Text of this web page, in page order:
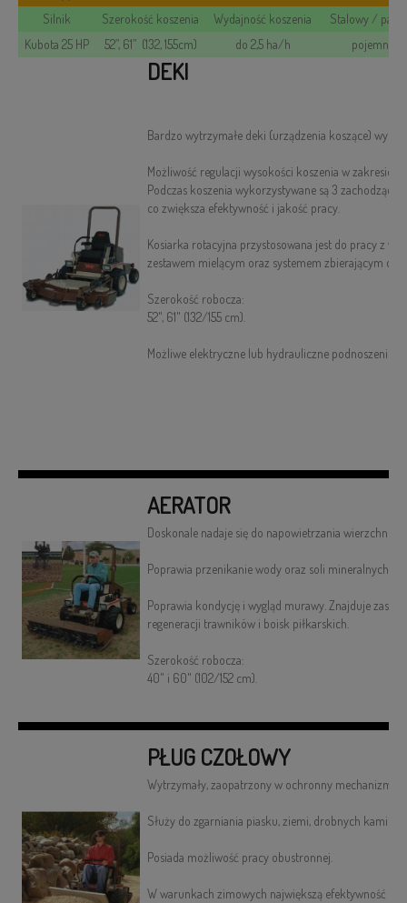
Silnik
Szerokość koszenia Wydajność koszenia
Stalowy /
Kubota 25 HP
52”, 61” (132, 155cm) do 2,5 ha/h
DEKI
Bardzo wytrzymałe deki (urządzenia koszące)
Możliwość regulacji wysokości koszenia w zakresie od
Podczas koszenia wykorzystywane są 3 zachodzące
co zwiększa efektywność i jakość pracy.
Kosiarka rotacyjna przystosowana jest do pracy z
zestawem mielącym oraz systemem zbierającym do
Szerokość robocza:
52", 61" (132/155 cm).
Możliwe elektryczne lub hydrauliczne podnoszenie
AERATOR
Doskonale nadaje się do napowietrzania wierzchniej
Poprawia przenikanie wody oraz soli mineralnych
Poprawia kondycję i wygląd murawy. Znajduje
regeneracji trawników i boisk piłkarskich.
Szerokość robocza:
40" i 60" (102/152 cm).
PŁUG CZOŁOWY
Wytrzymały, zaopatrzony w ochronny mechanizm
Służy do zgarniania piasku, ziemi, drobnych kamieni
Posiada możliwość pracy obustronnej.
W warunkach zimowych największą efektywność